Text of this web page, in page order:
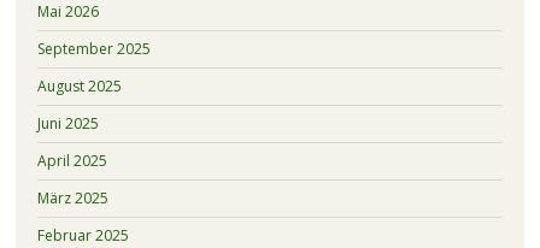
Mai 2026
September 2025
August 2025
Juni 2025
April 2025
März 2025
Februar 2025